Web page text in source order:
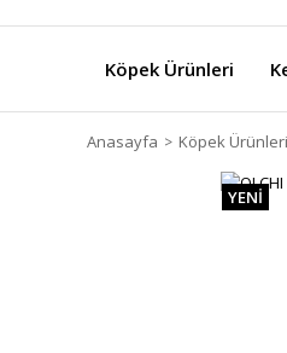
Köpek Ürünleri
Anasayfa Köpek Ürünleri
YENİ